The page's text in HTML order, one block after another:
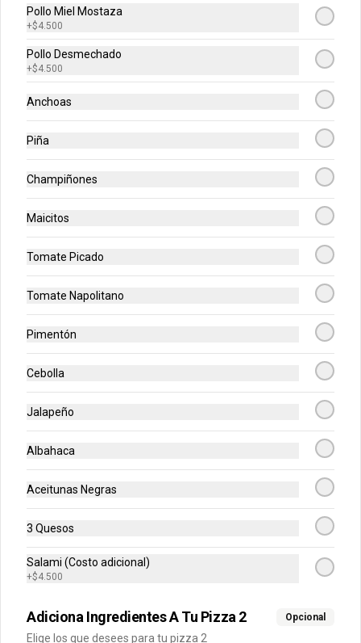
-34%
PROMO 2X1 MEDIANAS +
🍕🍕 2 Pizzas Medianas 1 ingrediente +
-40% 1 Pizza Mediana + Alitas x6
🍕1 Pizzas Mediana 1 ingrediente +
$34.900$58.000
-50%
Dos pizzas grandes de sabores
ingrediente.
-41% Pizza Mediana
Pollo Miel Mostaza
+$4.500
Pollo Desmechado
+$4.500
Anchoas
Piña
Champiñones
Maicitos
Tomate Picado
Tomate Napolitano
Pimentón
Cebolla
Jalapeño
Albahaca
Aceitunas Negras
3 Quesos
Salami (Costo adicional)
+$4.500
Adiciona Ingredientes A Tu Pizza 2 Opcional
Elige los que desees para tu pizza 2